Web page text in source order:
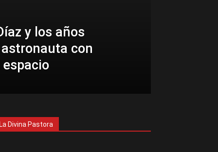
y los años
con
La Divina Pastora